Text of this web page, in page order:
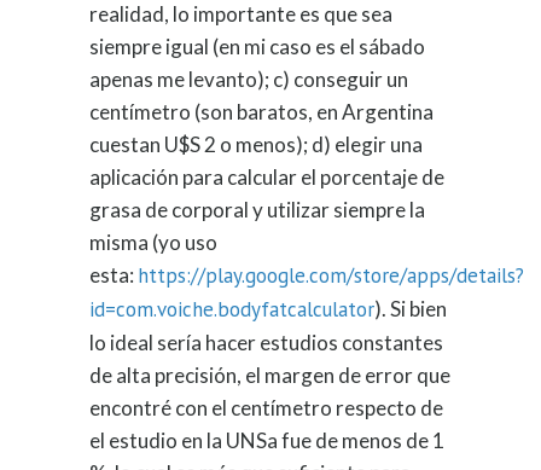
realidad, lo importante es que sea
siempre igual (en mi caso es el sábado
apenas me levanto); c) conseguir un
centímetro (son baratos, en Argentina
cuestan U$S 2 o menos); d) elegir una
aplicación para calcular el porcentaje de
grasa de corporal y utilizar siempre la
misma (yo uso
esta: https://play.google.com/store/apps/details?
id=com.voiche.bodyfatcalculator). Si bien
lo ideal sería hacer estudios constantes
de alta precisión, el margen de error que
encontré con el centímetro respecto de
el estudio en la UNSa fue de menos de 1